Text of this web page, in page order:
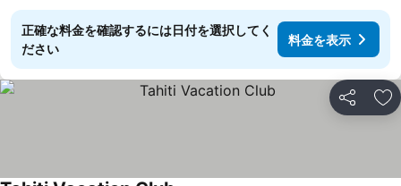
正確な料金を確認するには日付を選択してく
ださい
料金を表示
シェア お